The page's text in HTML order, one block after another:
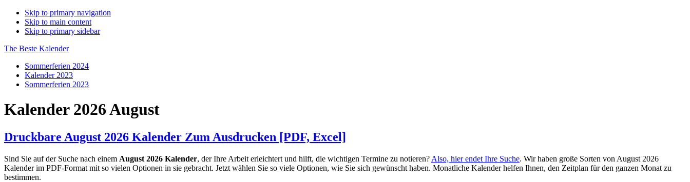
Skip to primary navigation
Skip to main content
Skip to primary sidebar
The Beste Kalender
Sommerferien 2024
Kalender 2023
Sommerferien 2023
Kalender 2026 August
Druckbare August 2026 Kalender Zum Ausdrucken [PDF, Excel]
Sind Sie auf der Suche nach einem August 2026 Kalender, der Ihre Arbeit erleichtert und hilft, die wichtigen Termine zu notieren? Also, hier endet Ihre Suche. Wir haben große Sorten von August 2026
Kalender im PDF-Format mit so vielen Optionen in sie gebracht. Jetzt wählen Sie so viele Optionen, wie Sie sich gewünscht haben. Monatliche Kalender helfen Ihnen, den Zeitplan für den ganzen Monat zu
bestimmen.